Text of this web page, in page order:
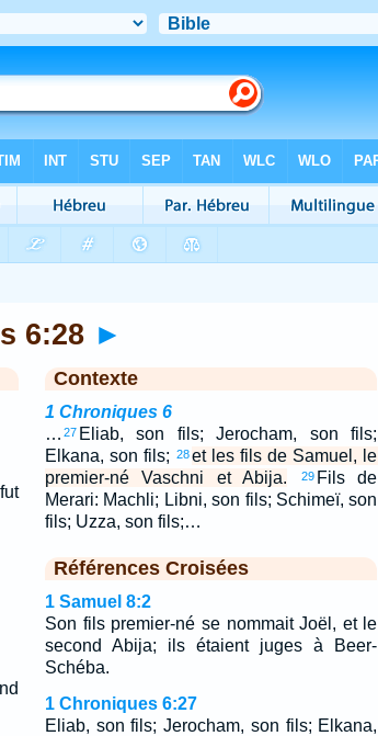
6:28 ►
Contexte
1 Chroniques 6
… 27 Eliab, son fils; Jerocham, son fils;
Elkana, son fils; 28et les fils de Samuel, le
premier-né Vaschni et Abija.
29 Fils de
Merari: Machli; Libni, son fils; Schimeï, son
fils; Uzza, son fils;…
Références Croisées
1 Samuel 8:2
Son fils premier-né se nommait Joël, et le
second Abija; ils étaient juges à Beer-
Schéba.
1 Chroniques 6:27
Eliab, son fils; Jerocham, son fils; Elkana,